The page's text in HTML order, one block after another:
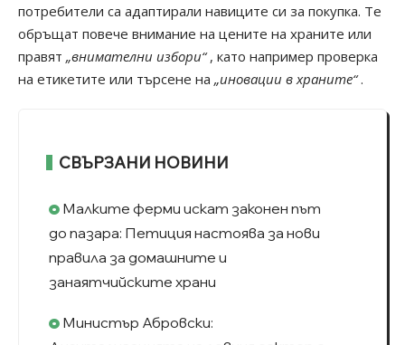
потребители са адаптирали навиците си за покупка. Те
обръщат повече внимание на цените на храните или
правят „внимателни избори“, като например проверка
на етикетите или търсене на „иновации в храните“.
СВЪРЗАНИ НОВИНИ
Малките ферми искат законен път
до пазара: Петиция настоява за нови
правила за домашните и
занаятчийските храни
Министър Абровски: